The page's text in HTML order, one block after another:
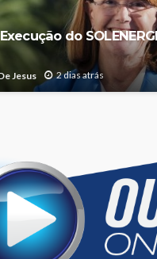
Execução do
Jesus 2 dias atrás